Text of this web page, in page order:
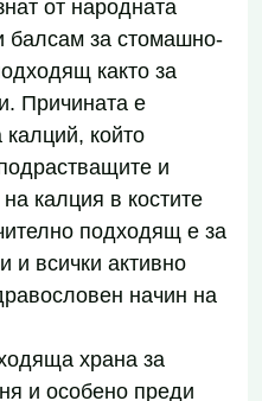
от народната
балсам за стомашно-
както за
Причината е
който
и
калция в костите
подходящ е за
и всички активно
начин на
храна за
и особено преди